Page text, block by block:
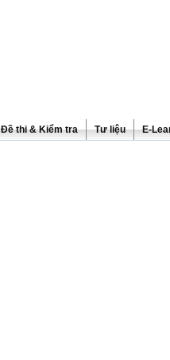
Đề thi & Kiểm tra Tư liệu E-